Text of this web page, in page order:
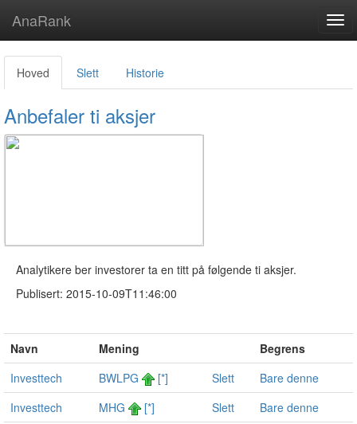
AnaRank
Hoved Slett Historie
Anbefaler ti aksjer
Analytikere ber investorer ta en titt på følgende ti aksjer.
Publisert: 2015-10-09T11:46:00
Navn Mening
Begrens
Investtech
BWLPG [*] Slett
Bare denne
Investtech
MHG [*] Slett
Bare denne